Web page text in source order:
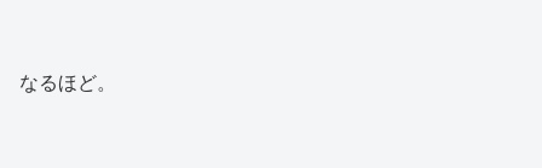
なるほど。